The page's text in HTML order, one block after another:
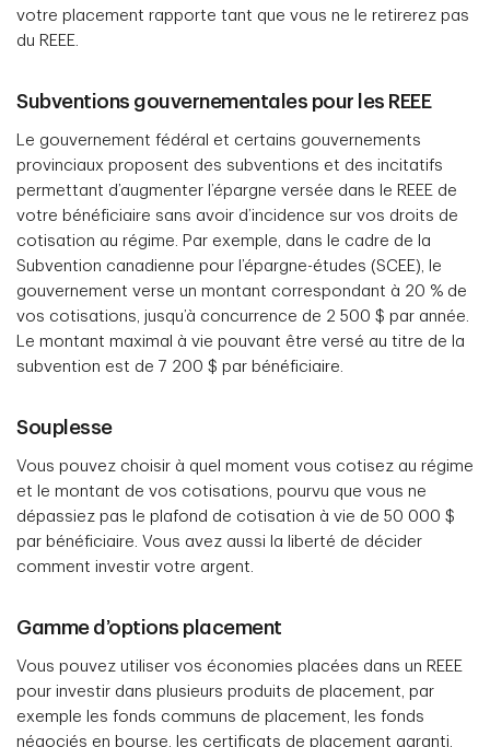
votre placement rapporte tant que vous ne le retirerez pas
du REEE.
Subventions gouvernementales pour les REEE
Le gouvernement fédéral et certains gouvernements
provinciaux proposent des subventions et des incitatifs
permettant d’augmenter l’épargne versée dans le REEE de
votre bénéficiaire sans avoir d’incidence sur vos droits de
cotisation au régime. Par exemple, dans le cadre de la
Subvention canadienne pour l’épargne-études (SCEE), le
gouvernement verse un montant correspondant à 20 % de
vos cotisations, jusqu’à concurrence de 2 500 $ par année.
Le montant maximal à vie pouvant être versé au titre de la
subvention est de 7 200 $ par bénéficiaire.
Souplesse
Vous pouvez choisir à quel moment vous cotisez au régime
et le montant de vos cotisations, pourvu que vous ne
dépassiez pas le plafond de cotisation à vie de 50 000 $
par bénéficiaire. Vous avez aussi la liberté de décider
comment investir votre argent.
Gamme d’options placement
Vous pouvez utiliser vos économies placées dans un REEE
pour investir dans plusieurs produits de placement, par
exemple les fonds communs de placement, les fonds
négociés en bourse, les certificats de placement garanti,